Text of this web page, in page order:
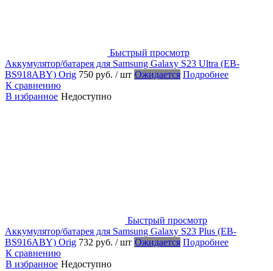
Быстрый просмотр
Аккумулятор/батарея для Samsung Galaxy S23 Ultra (EB-
BS918ABY) Orig 750 руб. / шт Ожидается Подробнее
К сравнению
В избранное Недоступно
Быстрый просмотр
Аккумулятор/батарея для Samsung Galaxy S23 Plus (EB-
BS916ABY) Orig 732 руб. / шт Ожидается Подробнее
К сравнению
В избранное Недоступно